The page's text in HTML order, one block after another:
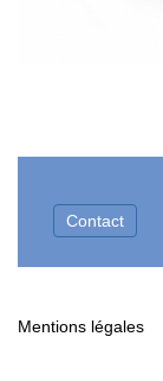
Contact
Mentions légales